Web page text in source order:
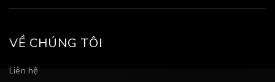
VỀ CHÚNG TÔI
Liên hệ